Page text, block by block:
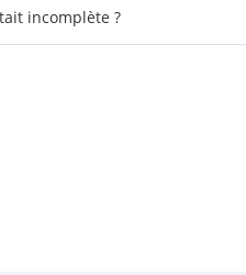
incomplète ?